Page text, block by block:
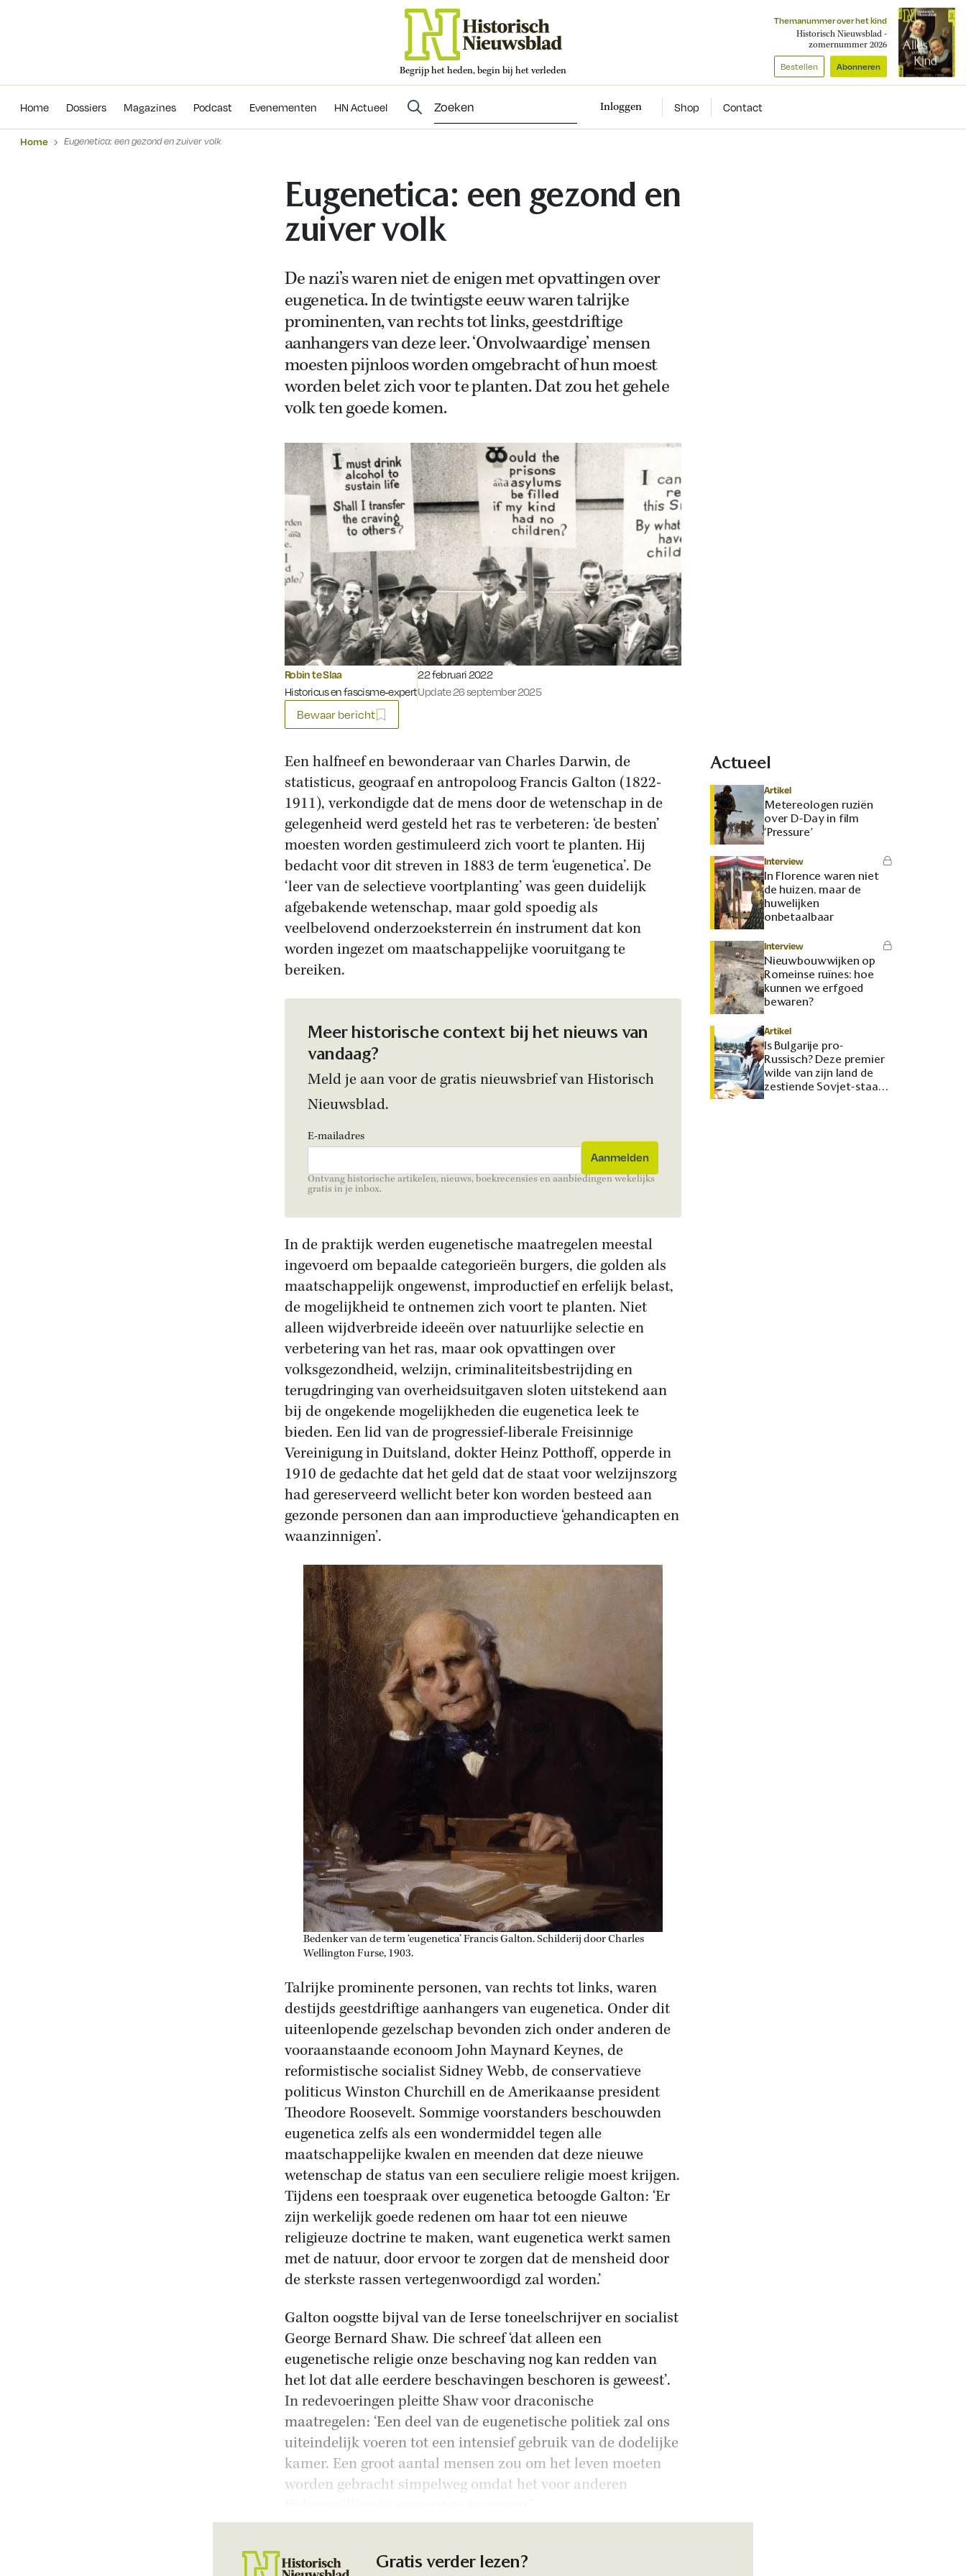
Begrijp het heden, begin bij het verleden
Themanummer over het kind
Historisch Nieuwsblad -
zomernummer 2026
Bestellen Abonneren
Home Dossiers Magazines Podcast Evenementen HN Actueel Inloggen Shop Contact
Evenementen
Home Eugenetica: een gezond en zuiver volk
Eugenetica: een gezond en
zuiver volk
De nazi’s waren niet de enigen met opvattingen over
eugenetica. In de twintigste eeuw waren talrijke
prominenten, van rechts tot links, geestdriftige
aanhangers van deze leer. ‘Onvolwaardige’ mensen
moesten pijnloos worden omgebracht of hun moest
worden belet zich voor te planten. Dat zou het gehele
volk ten goede komen.
Robin te Slaa
Historicus en fascisme-expert
Gepubliceerd op:
22 februari 2022
Update 26 september 2025
Bewaar bericht
Een halfneef en bewonderaar van Charles Darwin, de
statisticus, geograaf en antropoloog Francis Galton (1822-
1911), verkondigde dat de mens door de wetenschap in de
gelegenheid werd gesteld het ras te verbeteren: ‘de besten’
moesten worden gestimuleerd zich voort te planten. Hij
bedacht voor dit streven in 1883 de term ‘eugenetica’. De
‘leer van de selectieve voortplanting’ was geen duidelijk
afgebakende wetenschap, maar gold spoedig als
veelbelovend onderzoeksterrein én instrument dat kon
worden ingezet om maatschappelijke vooruitgang te
bereiken.
Meer historische context bij het nieuws van
vandaag?
Meld je aan voor de gratis nieuwsbrief van Historisch
Nieuwsblad.
E-mailadres
Ontvang historische artikelen, nieuws, boekrecensies en aanbiedingen wekelijks
gratis in je inbox.
In de praktijk werden eugenetische maatregelen meestal
ingevoerd om bepaalde categorieën burgers, die golden als
maatschappelijk ongewenst, improductief en erfelijk belast,
de mogelijkheid te ontnemen zich voort te planten. Niet
alleen wijdverbreide ideeën over natuurlijke selectie en
verbetering van het ras, maar ook opvattingen over
volksgezondheid, welzijn, criminaliteitsbestrijding en
terugdringing van overheidsuitgaven sloten uitstekend aan
bij de ongekende mogelijkheden die eugenetica leek te
bieden. Een lid van de progressief-liberale Freisinnige
Vereinigung in Duitsland, dokter Heinz Potthoff, opperde in
1910 de gedachte dat het geld dat de staat voor welzijnszorg
had gereserveerd wellicht beter kon worden besteed aan
gezonde personen dan aan improductieve ‘gehandicapten en
waanzinnigen’.
Bedenker van de term ‘eugenetica’ Francis Galton. Schilderij door Charles
Wellington Furse, 1903.
Talrijke prominente personen, van rechts tot links, waren
destijds geestdriftige aanhangers van eugenetica. Onder dit
uiteenlopende gezelschap bevonden zich onder anderen de
vooraanstaande econoom John Maynard Keynes, de
reformistische socialist Sidney Webb, de conservatieve
politicus Winston Churchill en de Amerikaanse president
Theodore Roosevelt. Sommige voorstanders beschouwden
eugenetica zelfs als een wondermiddel tegen alle
maatschappelijke kwalen en meenden dat deze nieuwe
wetenschap de status van een seculiere religie moest krijgen.
Tijdens een toespraak over eugenetica betoogde Galton: ‘Er
zijn werkelijk goede redenen om haar tot een nieuwe
religieuze doctrine te maken, want eugenetica werkt samen
met de natuur, door ervoor te zorgen dat de mensheid door
de sterkste rassen vertegenwoordigd zal worden.’
Galton oogstte bijval van de Ierse toneelschrijver en socialist
George Bernard Shaw. Die schreef ‘dat alleen een
eugenetische religie onze beschaving nog kan redden van
het lot dat alle eerdere beschavingen beschoren is geweest’.
In redevoeringen pleitte Shaw voor draconische
maatregelen: ‘Een deel van de eugenetische politiek zal ons
uiteindelijk voeren tot een intensief gebruik van de dodelijke
kamer. Een groot aantal mensen zou om het leven moeten
worden gebracht simpelweg omdat het voor anderen
Gratis verder lezen?
Actueel
Artikel
Metereologen ruziën
over D-Day in film
‘Pressure’
Interview
In Florence waren niet
de huizen, maar de
huwelijken
onbetaalbaar
Interview
Nieuwbouwwijken op
Romeinse ruïnes: hoe
kunnen we erfgoed
bewaren?
Artikel
Is Bulgarije pro-
Russisch? Deze premier
wilde van zijn land de
zestiende Sovjet-staat
maken